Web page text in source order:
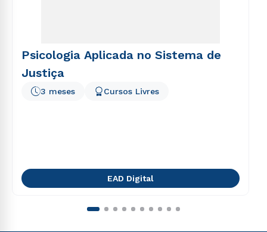
Psicologia Aplicada no Sistema de
Justiça
3 meses Cursos Livres
EAD Digital